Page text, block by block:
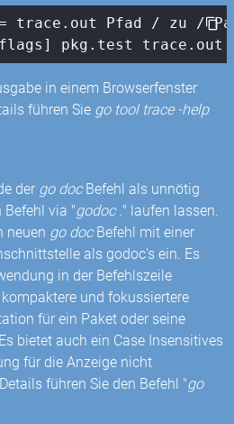
trace.out Pfad / zu /
pkg.test trace.out
in einem Browserfenster
führen Sie go tool trace -help
der go docBefehl als unnötig
via "godoc ." laufen lassen.
neuen go docBefehl mit einer
als godoc's ein. Es
in der Befehlszeile
und fokussiertere
für ein Paket oder seine
bietet auch ein Case Insensitives
für die Anzeige nicht
führen Sie den Befehl "go